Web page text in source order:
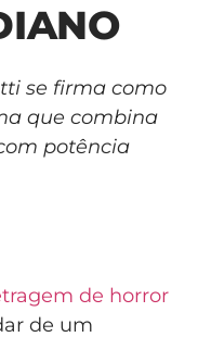
se firma como
que combina
potência
de horror
de um